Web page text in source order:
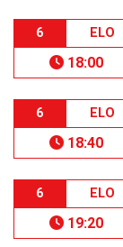
6 ELO
18:00
6 ELO
18:40
6 ELO
19:20